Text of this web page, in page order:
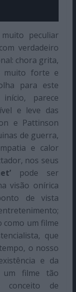
peculiar
verdadeiro
chora grita,
muito forte e
para este
parece
e leve das
e Pattinson
de guerra,
e calor
nos seus
pode ser
visão onírica
de vista
como um filme
que
o nosso
e da
um filme tão
conceito de